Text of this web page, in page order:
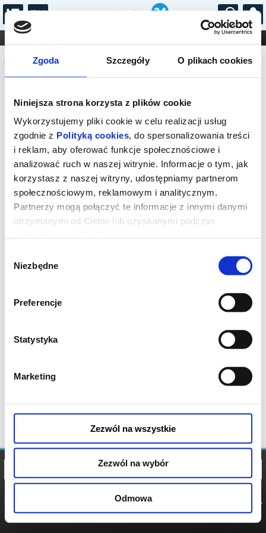
Zgoda Szczegóły O plikach cookies
Niniejsza strona korzysta z plików cookie
Wykorzystujemy pliki cookie w celu realizacji usług
zgodnie z Polityką cookies, do spersonalizowania treści
i reklam, aby oferować funkcje społecznościowe i
analizować ruch w naszej witrynie. Informacje o tym, jak
korzystasz z naszej witryny, udostępniamy partnerom
społecznościowym, reklamowym i analitycznym.
Partnerzy mogą połączyć te informacje z innymi danymi
otrzymanymi od Ciebie lub uzyskanymi podczas
zgody
Niezbędne
Preferencje
Statystyka
Marketing
Zezwól na wszystkie
Zezwól na wybór
Odmowa
...
FILHARMONIA OPERA I BALET
STAND-UP
DLA DZIECI
Komunikat
Sprzedaż biletów on-line na wydarzenie
została zakończona.
POLITYKA
POLITYKA